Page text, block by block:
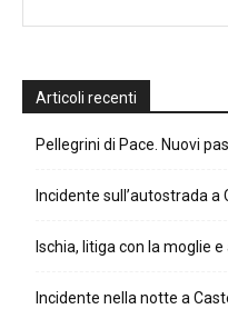
Articoli recenti
Pellegrini di Pace. Nuovi
Incidente sull’autostrada
Ischia, litiga con la moglie
Incidente nella notte a